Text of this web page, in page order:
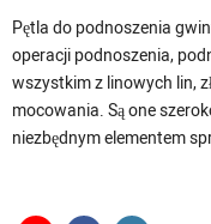
Pętla do podnoszenia
operacji podnoszenia,
wszystkim z linowych lin,
mocowania. Są one
niezbędnym elementem